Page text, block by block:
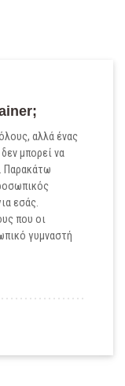
αλλά ένας
μπορεί να
Παρακάτω
εσάς.
που οι
γυμναστή